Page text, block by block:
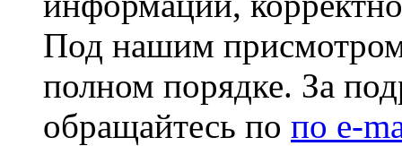
Под нашим
полном порядке. За
обращайтесь по по e-